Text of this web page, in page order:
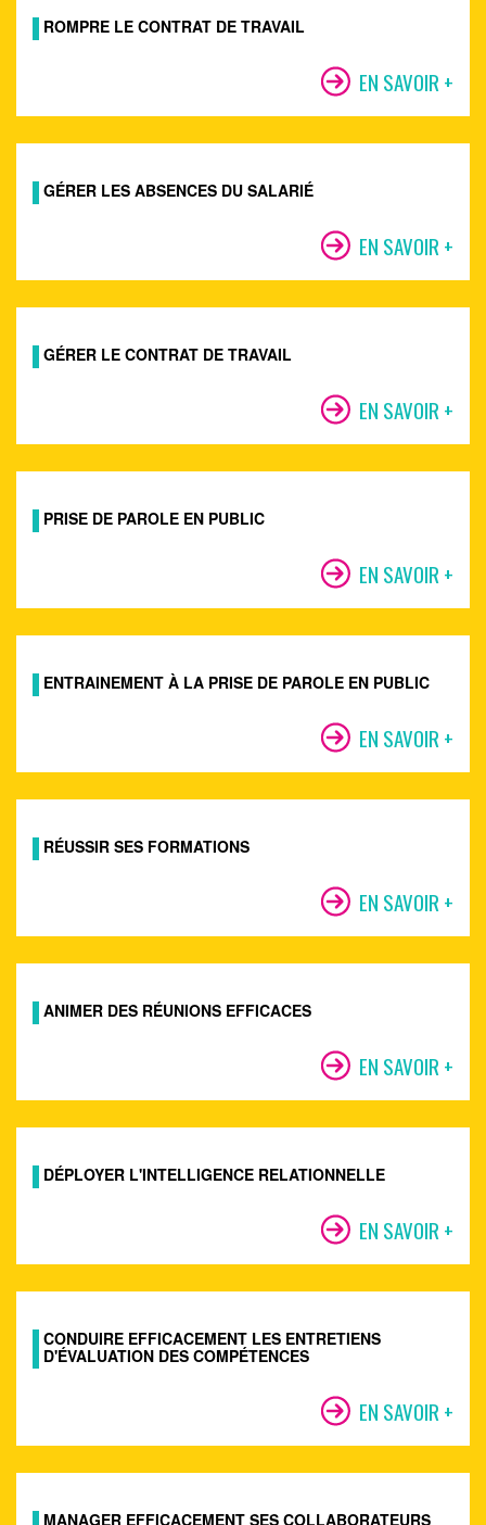
ROMPRE LE CONTRAT DE TRAVAIL
EN SAVOIR +
GÉRER LES ABSENCES DU SALARIÉ
EN SAVOIR +
GÉRER LE CONTRAT DE TRAVAIL
EN SAVOIR +
PRISE DE PAROLE EN PUBLIC
EN SAVOIR +
ENTRAINEMENT À LA PRISE DE PAROLE EN PUBLIC
EN SAVOIR +
RÉUSSIR SES FORMATIONS
EN SAVOIR +
ANIMER DES RÉUNIONS EFFICACES
EN SAVOIR +
DÉPLOYER L'INTELLIGENCE RELATIONNELLE
EN SAVOIR +
CONDUIRE EFFICACEMENT LES ENTRETIENS
D'ÉVALUATION DES COMPÉTENCES
EN SAVOIR +
MANAGER EFFICACEMENT SES COLLABORATEURS